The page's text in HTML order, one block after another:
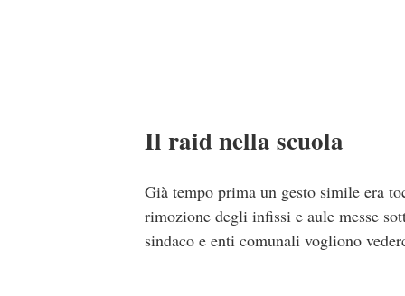
Il raid nella scuola
Già tempo prima un gesto simile era
rimozione degli infissi e aule messe
sindaco e enti comunali vogliono